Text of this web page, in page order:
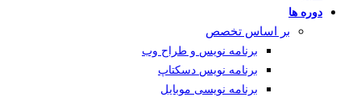
دوره ها
بر اساس تخصص
برنامه نویس و طراح وب
برنامه نویس دسکتاپ
برنامه نویسی موبایل